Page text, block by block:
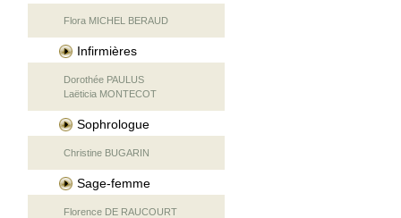
Flora MICHEL BERAUD
Infirmières
Dorothée PAULUS
Laëticia MONTECOT
Sophrologue
Christine BUGARIN
Sage-femme
Florence DE RAUCOURT